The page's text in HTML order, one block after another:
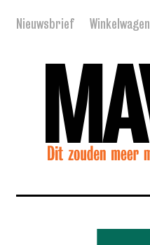
Nieuwsbrief Winkelwagen